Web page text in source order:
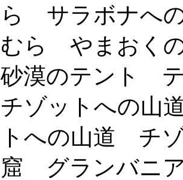
ら サラボナへ
むら やまおく
砂漠のテント
チゾットへの
トへの山道 チ
窟 グランバニ